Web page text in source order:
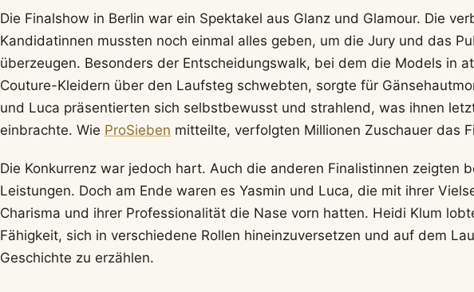
Die Finalshow in Berlin war ein Spektakel aus Glanz und Glamour. Die
Kandidatinnen mussten noch einmal alles geben, um die Jury und das
überzeugen. Besonders der Entscheidungswalk, bei dem die Models in
Couture-Kleidern über den Laufsteg schwebten, sorgte für
und Luca präsentierten sich selbstbewusst und strahlend, was ihnen
einbrachte. Wie ProSieben mitteilte, verfolgten Millionen Zuschauer das
Die Konkurrenz war jedoch hart. Auch die anderen Finalistinnen zeigten
Leistungen. Doch am Ende waren es Yasmin und Luca, die mit ihrer
Charisma und ihrer Professionalität die Nase vorn hatten. Heidi Klum
Fähigkeit, sich in verschiedene Rollen hineinzuversetzen und auf dem
Geschichte zu erzählen.